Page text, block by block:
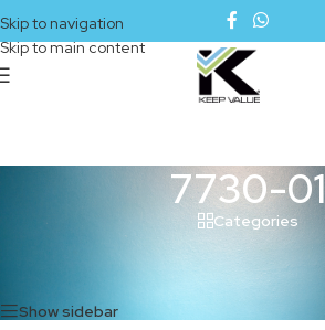
Skip to navigation
Skip to main content
7730-01
Categories
Productos etiquetados “7730-01”
Show sidebar